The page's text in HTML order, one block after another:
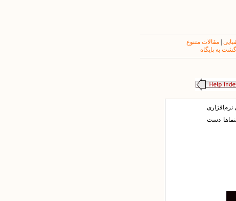
|مقالات متنوع
به پایگاه
دست